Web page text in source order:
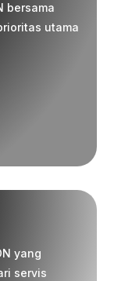
bersama
utama
yang
servis